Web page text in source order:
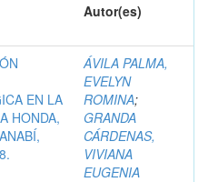
Autor(es)
EN LA
HONDA,
ÁVILA PALMA,
EVELYN
ROMINA;
GRANDA
CÁRDENAS,
VIVIANA
EUGENIA